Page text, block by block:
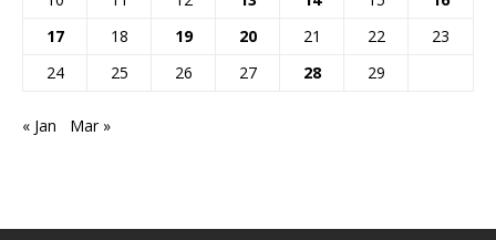
17
18 19 20 21 22
23
24
25 26 27 28 29
« Jan Mar »